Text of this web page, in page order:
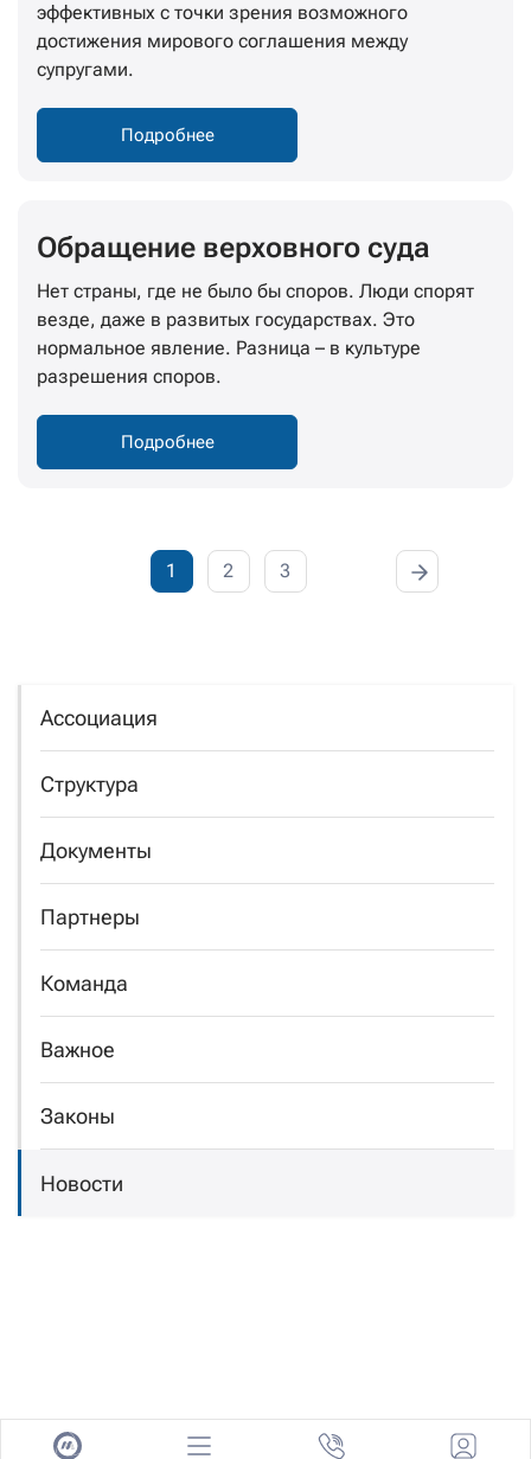
Ассоциация
Структура
Документы
Партнеры
Команда
Важное
Законы
Новости
эффективных с точки зрения возможного
достижения мирового соглашения между
супругами.
Подробнее
Обращение верховного суда
Нет страны, где не было бы споров. Люди спорят
везде, даже в развитых государствах. Это
нормальное явление. Разница – в культуре
разрешения споров.
Подробнее
1 2 3